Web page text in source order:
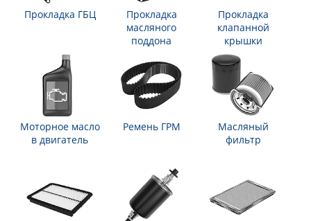
Прокладка ГБЦ
Прокладка
масляного
поддона
Прокладка
клапанной
крышки
Моторное масло
в двигатель
Ремень ГРМ
Масляный
фильтр